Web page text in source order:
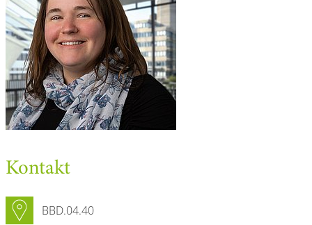
Kontakt
BBD.04.40